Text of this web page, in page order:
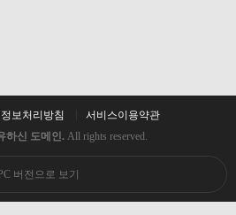
보처리방침
서비스이용약관
하신 도메인. All rights reserved.
PC 버전으로 보기